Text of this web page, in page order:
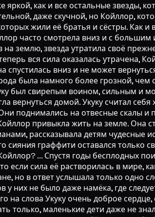
яркой, как и все остальные звезды,
даже скучной, но Койллор,
жили её братья и сёстры.
часто смотрела вниз и с
землю, звезда утратила своё
вся сила оказалась утрачена,
спустилась вниз и не может
была намного более грозной,
был свирепым воином, сильным и
вернуться домой. Укуку считал
поднимались на отвесные скалы
привыкла жить на земле. Она
рассказывала детям чудесные
граффити оставался только
... Спустя годы бесплодных
если сила её растворилась в мире,
но в ответ услышала только
у них не было даже намёка, где
на слова Укуку очень доброе
только, маленькие дети даже не